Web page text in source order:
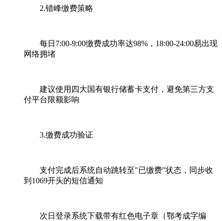
2.错峰缴费策略
每日7:00-9:00缴费成功率达98%，18:00-24:00易出现
网络拥堵
建议使用四大国有银行储蓄卡支付，避免第三方支
付平台限额影响
3.缴费成功验证
支付完成后系统自动跳转至"已缴费"状态，同步收
到1069开头的短信通知
次日登录系统下载带有红色电子章（鄂考成字编